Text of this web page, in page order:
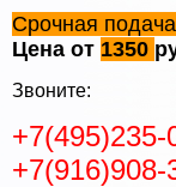
Срочная
Цена от 1350
Звоните:
+7(495)235-
+7(916)908-